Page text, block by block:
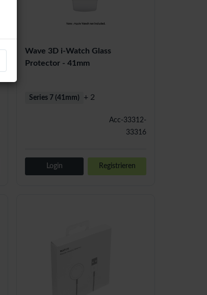
Wave 3D i-Watch Glass
Protector - 41mm
Acc-33312-
33316
Series 7 (41mm) + 2
Login Registrieren